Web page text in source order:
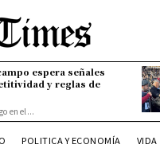
espera señales
y reglas de
en el...
POLITICA Y ECONOMÍA VIDA